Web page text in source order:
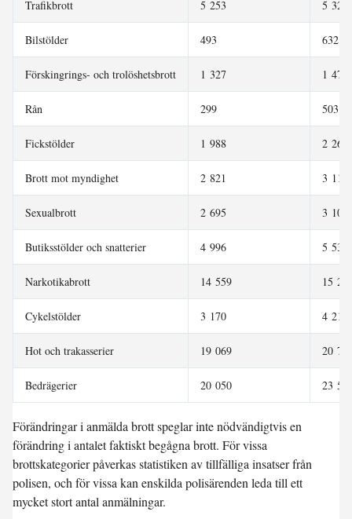
Trafikbrott 5 253 5 321
Bilstölder 493 632
Förskingrings- och trolöshetsbrott 1 327 1 476
Rån 299 503
Fickstölder 1 988 2 262
Brott mot myndighet 2 821 3 119
Sexualbrott 2 695 3 102
Butiksstölder och snatterier 4 996 5 539
Narkotikabrott 14 559 15
Cykelstölder 3 170 4 210
Hot och trakasserier 19 069 20
Bedrägerier 20 050 23
Förändringar i anmälda brott speglar inte nödvändigtvis en
förändring i antalet faktiskt begågna brott. För vissa
brottskategorier påverkas statistiken av tillfälliga insatser från
polisen, och för vissa kan enskilda polisärenden leda till ett
mycket stort antal anmälningar.